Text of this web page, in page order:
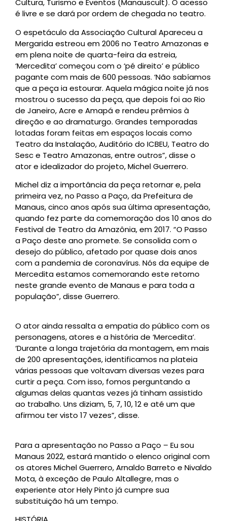
Cultura, Turismo e Eventos (Manauscult). O acesso
é livre e se dará por ordem de chegada no teatro.
O espetáculo da Associação Cultural Apareceu a
Mergarida estreou em 2006 no Teatro Amazonas e
em plena noite de quarta-feira da estreia,
‘Mercedita’ começou com o ‘pé direito’ e público
pagante com mais de 600 pessoas. ‘Não sabíamos
que a peça ia estourar. Aquela mágica noite já nos
mostrou o sucesso da peça, que depois foi ao Rio
de Janeiro, Acre e Amapá e rendeu prêmios à
direção e ao dramaturgo. Grandes temporadas
lotadas foram feitas em espaços locais como
Teatro da Instalação, Auditório do ICBEU, Teatro do
Sesc e Teatro Amazonas, entre outros”, disse o
ator e idealizador do projeto, Michel Guerrero.
Michel diz a importância da peça retornar e, pela
primeira vez, no Passo a Paço, da Prefeitura de
Manaus, cinco anos após sua última apresentação,
quando fez parte da comemoração dos 10 anos do
Festival de Teatro da Amazônia, em 2017. “O Passo
a Paço deste ano promete. Se consolida com o
desejo do público, afetado por quase dois anos
com a pandemia de coronavírus. Nós da equipe de
Mercedita estamos comemorando este retorno
neste grande evento de Manaus e para toda a
população”, disse Guerrero.
O ator ainda ressalta a empatia do público com os
personagens, atores e a história de ‘Mercedita’.
‘Durante a longa trajetória da montagem, em mais
de 200 apresentações, identificamos na plateia
várias pessoas que voltavam diversas vezes para
curtir a peça. Com isso, fomos perguntando a
algumas delas quantas vezes já tinham assistido
ao trabalho. Uns diziam, 5, 7, 10, 12 e até um que
afirmou ter visto 17 vezes”, disse.
Para a apresentação no Passo a Paço – Eu sou
Manaus 2022, estará mantido o elenco original com
os atores Michel Guerrero, Arnaldo Barreto e Nivaldo
Mota, à exceção de Paulo Altallegre, mas o
experiente ator Hely Pinto já cumpre sua
substituição há um tempo.